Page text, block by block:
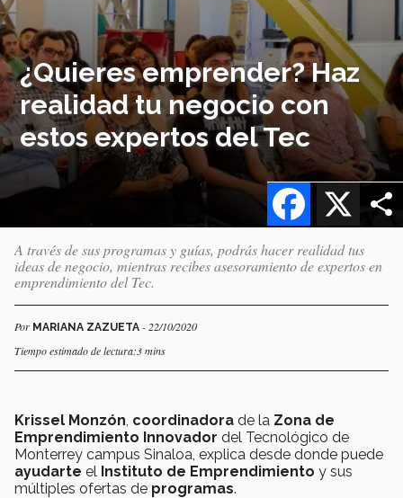
¿Quieres emprender? Haz
realidad tu negocio con
estos expertos del Tec
X
Facebook
A través de sus programas y guías, podrás hacer realidad tus
ideas de negocio, mientras recibes asesoramiento de expertos en
emprendimiento del Tec.
Por MARIANA ZAZUETA - 22/10/2020
Tiempo estimado de lectura:3 mins
Krissel Monzón coordinadora de la Zona de
Emprendimiento Innovador del Tecnológico de
Monterrey campus Sinaloa, explica desde donde puede
ayudarte el Instituto de Emprendimiento y sus
múltiples ofertas de programas.